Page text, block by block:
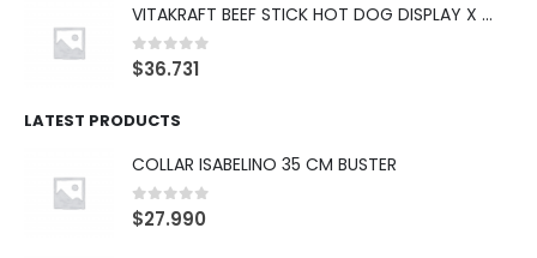
VITAKRAFT BEEF STICK HOT DOG DISPLAY X 10
0out of 5
$36.731
LATEST PRODUCTS
COLLAR ISABELINO 35 CM BUSTER
0out of 5
$27.990